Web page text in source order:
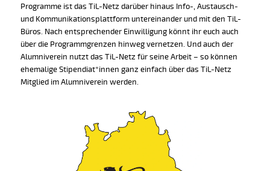
Programme ist das TiL-Netz darüber hinaus Info-, Austausch-
und Kommunikationsplattform untereinander und mit den TiL-
Büros. Nach entsprechender Einwilligung könnt ihr euch auch
über die Programmgrenzen hinweg vernetzen. Und auch der
Alumniverein nutzt das TiL-Netz für seine Arbeit – so können
ehemalige Stipendiat*innen ganz einfach über das TiL-Netz
Mitglied im Alumniverein werden.